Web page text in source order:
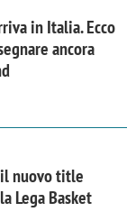
in Italia. Ecco
ancora
nuovo title
Lega Basket